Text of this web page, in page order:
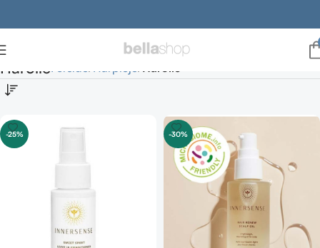
Hårolie
-25% -30%